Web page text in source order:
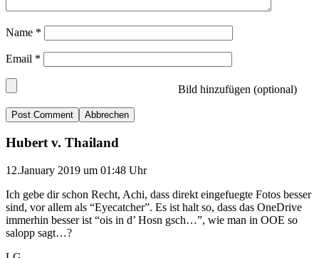
Name *
Email *
Bild hinzufügen (optional)
Abbrechen
Hubert v. Thailand
12.January 2019 um 01:48 Uhr
Ich gebe dir schon Recht, Achi, dass direkt eingefuegte Fotos besser
sind, vor allem als “Eyecatcher”. Es ist halt so, dass das OneDrive
immerhin besser ist “ois in d’ Hosn gsch…”, wie man in OOE so
salopp sagt…?